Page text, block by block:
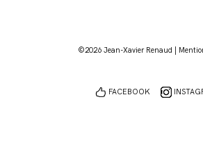
©2026 Jean-Xavier Renaud |
FACEBOOK